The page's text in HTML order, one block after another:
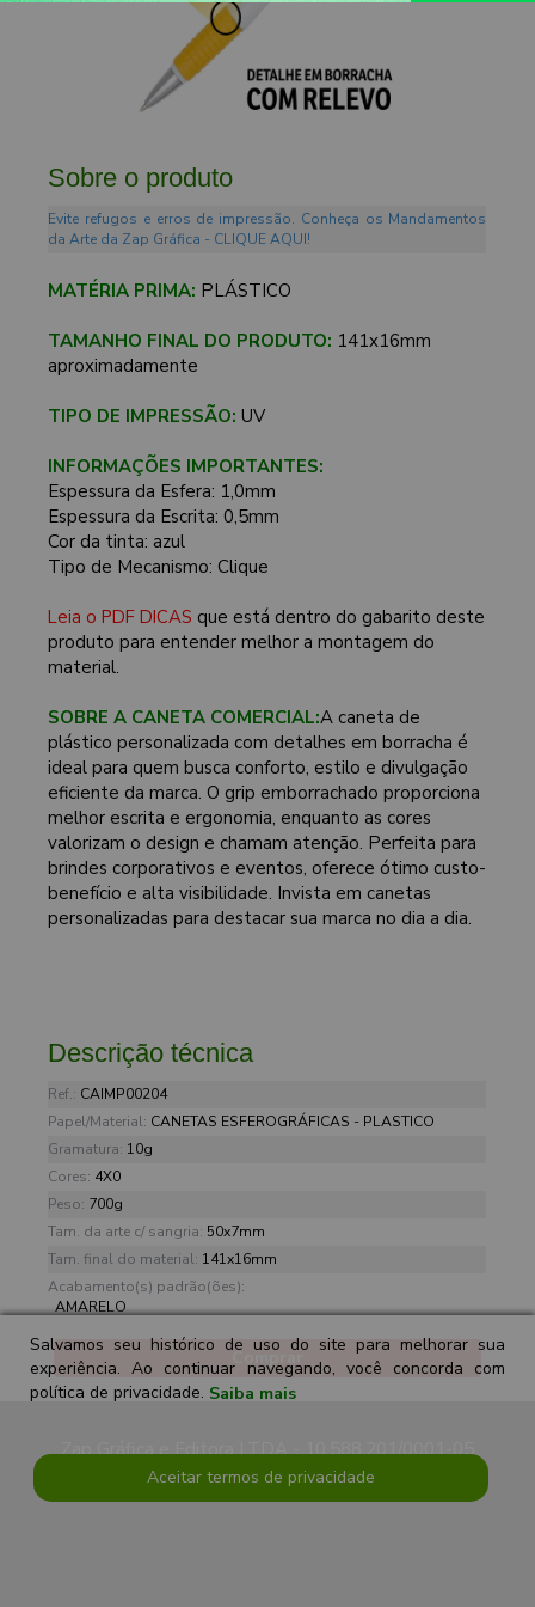
Sobre o produto
Evite refugos e erros de impressão. Conheça os Mandamentos
da Arte da Zap Gráfica - CLIQUE AQUI!
MATÉRIA PRIMA: PLÁSTICO
TAMANHO FINAL DO PRODUTO: 141x16mm
aproximadamente
TIPO DE IMPRESSÃO: UV
INFORMAÇÕES IMPORTANTES:
Espessura da Esfera: 1,0mm
Espessura da Escrita: 0,5mm
Cor da tinta: azul
Tipo de Mecanismo: Clique
Leia o PDF DICAS que está dentro do gabarito deste
produto para entender melhor a montagem do
material.
SOBRE A CANETA COMERCIAL:A caneta de
plástico personalizada com detalhes em borracha é
ideal para quem busca conforto, estilo e divulgação
eficiente da marca. O grip emborrachado proporciona
melhor escrita e ergonomia, enquanto as cores
valorizam o design e chamam atenção. Perfeita para
brindes corporativos e eventos, oferece ótimo custo-
benefício e alta visibilidade. Invista em canetas
personalizadas para destacar sua marca no dia a dia.
Descrição técnica
Ref.: CAIMP00204
Papel/Material: CANETAS ESFEROGRÁFICAS - PLASTICO
Gramatura: 10g
Cores: 4X0
Peso: 700g
Tam. da arte c/ sangria: 50x7mm
Tam. final do material: 141x16mm
Acabamento(s) padrão(ões):
AMARELO
Comprar
Zap Gráfica e Editora LTDA - 10.588.201/0001-05
Salvamos seu histórico de uso do site para melhorar sua
experiência. Ao continuar navegando, você concorda com
política de privacidade. Saiba mais
Aceitar termos de privacidade